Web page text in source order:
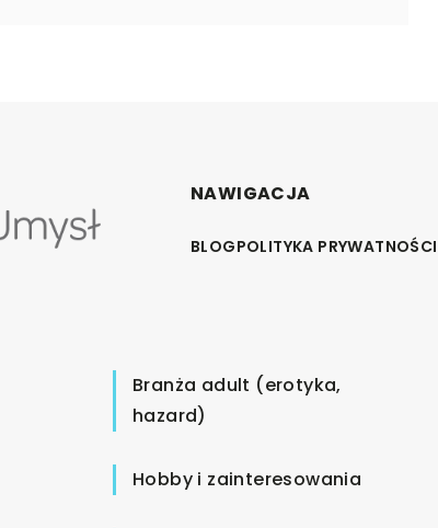
NAWIGACJA
BLOGPOLITYKA PRYWATNOŚCI
Branża adult (erotyka,
hazard)
Hobby i zainteresowania